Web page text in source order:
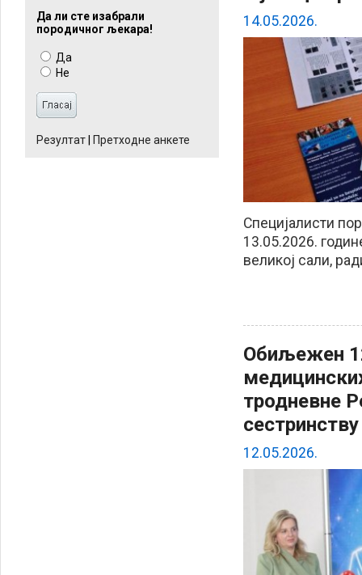
Да ли сте изабрали
породичног љекара!
Да
Не
Резултат Претходне анкете
14.05.2026.
Специјалисти
13.05.2026.
великој сали,
Обиљежен
тродневне
сестринству
12.05.2026.